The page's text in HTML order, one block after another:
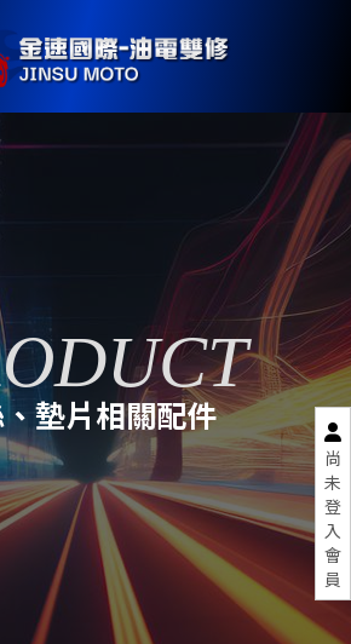
尚
未
登
入
會
員
墊片相關配件